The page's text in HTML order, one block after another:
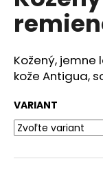
hviezdičiek.
Kožený,
kože Antigua,
VARIANT
á
j
s
ť